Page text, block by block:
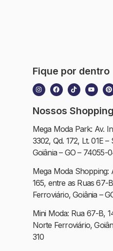
Fique por dentro
Nossos
Mega Moda Park: Av.
3302, Qd. 172, Lt. 01E
Goiânia – GO – 74055-
Mega Moda Shopping:
165, entre as Ruas 67-
Ferroviário, Goiânia –
Mini Moda: Rua 67-B,
Norte Ferroviário,
310